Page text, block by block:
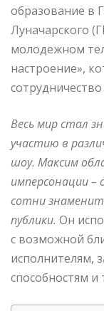
образование в
Луначарского
молодежном
настроение»,
Весь мир стал
участию в
шоу. Максим
имперсонации –
сотни
публики. Он
с возможной
исполнителям,
способностям и